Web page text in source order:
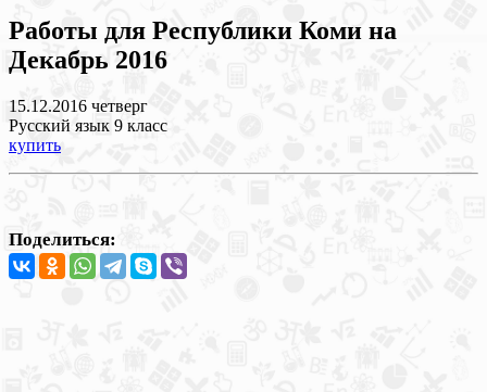
Работы для Республики Коми на
Декабрь 2016
15.12.2016 четверг
Русский язык 9 класс
купить
Поделиться: